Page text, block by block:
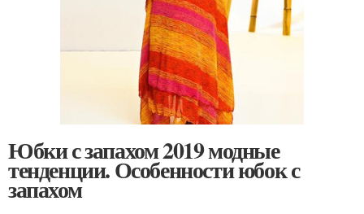
Юбки с запахом 2019 модные
тенденции. Особенности юбок с
запахом